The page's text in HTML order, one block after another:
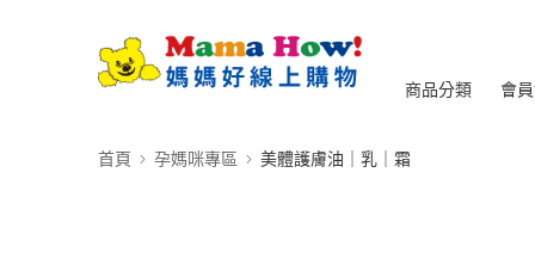
商品分類 會
首頁 孕媽咪專區 美體護膚油｜乳｜霜